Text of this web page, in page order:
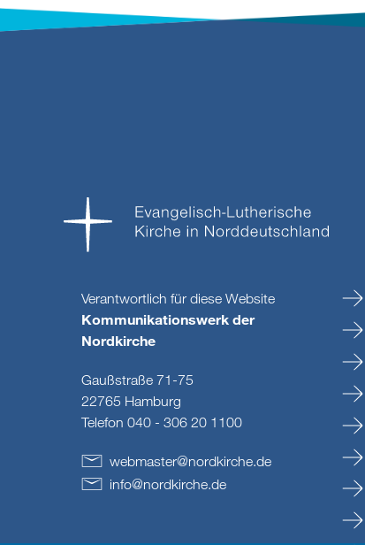
Verantwortlich für diese Website
Kommunikationswerk der
Nordkirche
Gaußstraße 71-75
22765 Hamburg
Telefon 040 - 306 20 1100
webmaster@nordkirche.de
info@nordkirche.de